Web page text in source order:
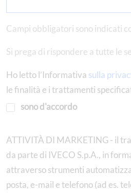
Campi obbligatori sono indicati
Si prega di rispondere a tutte le
Ho letto l’Informativa sulla
le finalità e i trattamenti
sono d'accordo
ATTIVITÀ DI MARKETING - il
da parte di IVECO S.p.A., in
attraverso strumenti
posta, e-mail e telefono (ad es.